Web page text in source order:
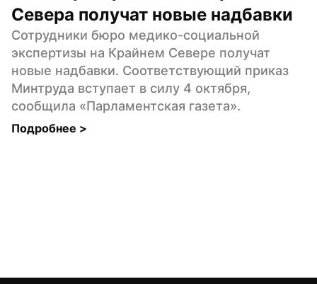
Севера получат новые надбавки
Сотрудники бюро медико-социальной
экспертизы на Крайнем Севере получат
новые надбавки. Соответствующий приказ
Минтруда вступает в силу 4 октября,
сообщила «Парламентская газета».
Подробнее >